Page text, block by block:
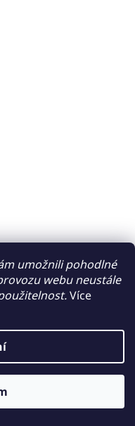
umožnili pohodlné
webu neustále
Více